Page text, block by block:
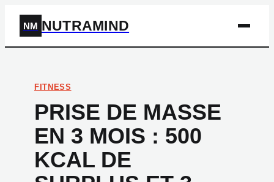
NM NUTRAMIND
FITNESS
PRISE DE MASSE
EN 3 MOIS : 500
KCAL DE